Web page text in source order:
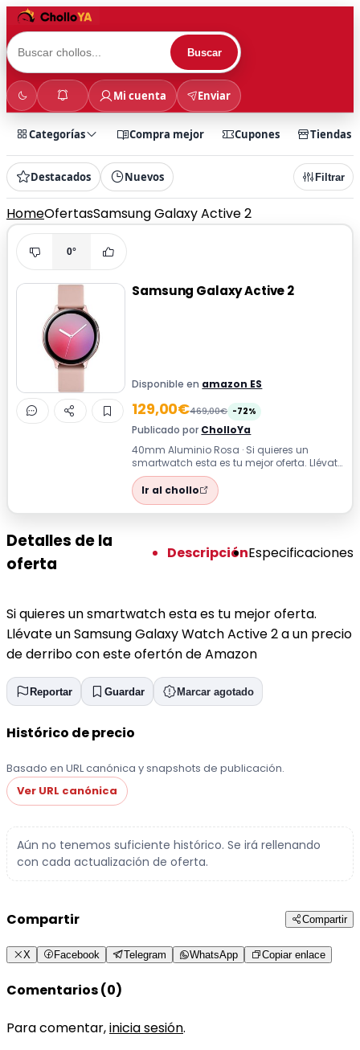
Buscar
Mi cuenta Enviar
Categorías Compra mejor Cupones Tiendas
Destacados Nuevos Filtrar
HomeOfertasSamsung Galaxy Active 2
0°
Samsung Galaxy Active 2
Disponible en amazon ES
129,00€469,00€ -72%
Publicado por CholloYa
40mm Aluminio Rosa · Si quieres un
smartwatch esta es tu mejor oferta. Llévate
un Samsung Galaxy Watch Active 2 a un
... Ir al chollo
Detalles de la
oferta
DescripciónEspecificaciones
Si quieres un smartwatch esta es tu mejor oferta.
Llévate un Samsung Galaxy Watch Active 2 a un precio
de derribo con este ofertón de Amazon
Reportar Guardar Marcar agotado
Histórico de precio
Basado en URL canónica y snapshots de publicación.
Ver URL canónica
Aún no tenemos suficiente histórico. Se irá rellenando
con cada actualización de oferta.
Compartir Compartir
X Facebook Telegram WhatsApp Copiar enlace
Comentarios (0)
Para comentar,inicia sesión.